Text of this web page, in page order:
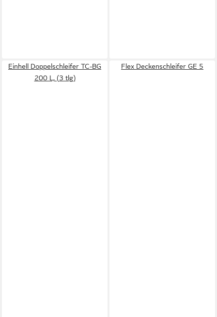
Einhell Doppelschleifer TC-BG
200 L, (3 tlg)
Flex Deckenschleifer GE 5